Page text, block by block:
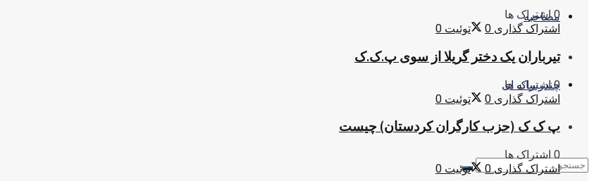
مصاحبه
چندرسانه ای
0 اشتراک ها
اشتراک گذاری 0 توئیت 0
تیرباران یک دختر گریلا از سوی پ.ک.ک
0 اشتراک ها
اشتراک گذاری 0 توئیت 0
پ ک ک (حزب کارگران کردستان) چیست
0 اشتراک ها
اشتراک گذاری 0 توئیت 0